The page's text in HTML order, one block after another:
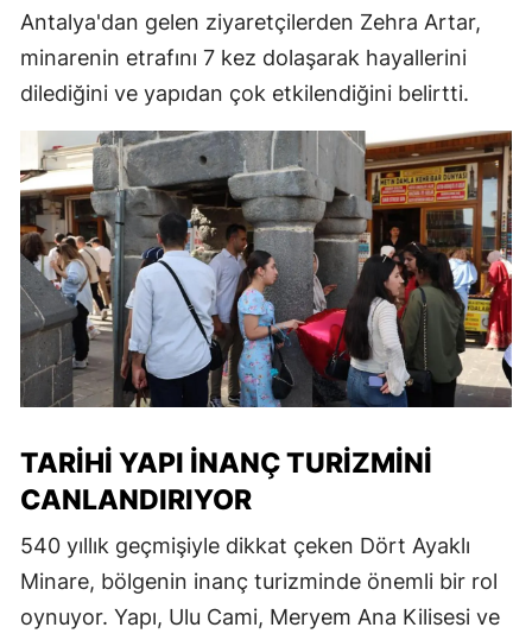
Antalya'dan gelen ziyaretçilerden Zehra Artar,
minarenin etrafını 7 kez dolaşarak hayallerini
dilediğini ve yapıdan çok etkilendiğini belirtti.
TARIHI YAPI INANÇ TURIZMINI
CANLANDIRIYOR
540 yıllık geçmişiyle dikkat çeken Dört Ayaklı
Minare, bölgenin inanç turizminde önemli bir rol
oynuyor. Yapı, Ulu Cami, Meryem Ana Kilisesi ve